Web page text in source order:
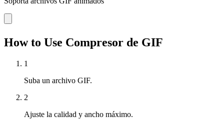
How to Use Compresor de GIF
1
Suba un archivo GIF.
2
Ajuste la calidad y ancho máximo.